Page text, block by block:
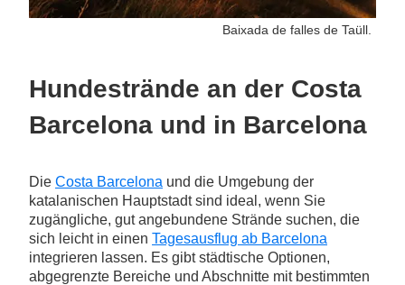
Baixada de falles de Taüll.
Hundestrände an der Costa
Barcelona und in Barcelona
Die Costa Barcelona und die Umgebung der
katalanischen Hauptstadt sind ideal, wenn Sie
zugängliche, gut angebundene Strände suchen, die
sich leicht in einen Tagesausflug ab Barcelona
integrieren lassen. Es gibt städtische Optionen,
abgegrenzte Bereiche und Abschnitte mit bestimmten